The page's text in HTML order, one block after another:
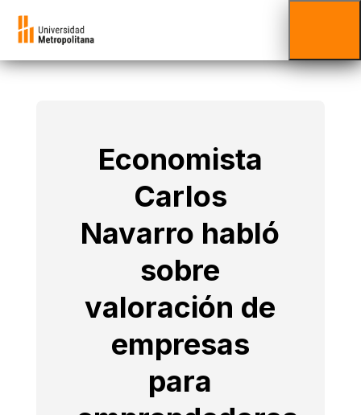
Economista
Carlos
Navarro habló
sobre
valoración de
empresas
para